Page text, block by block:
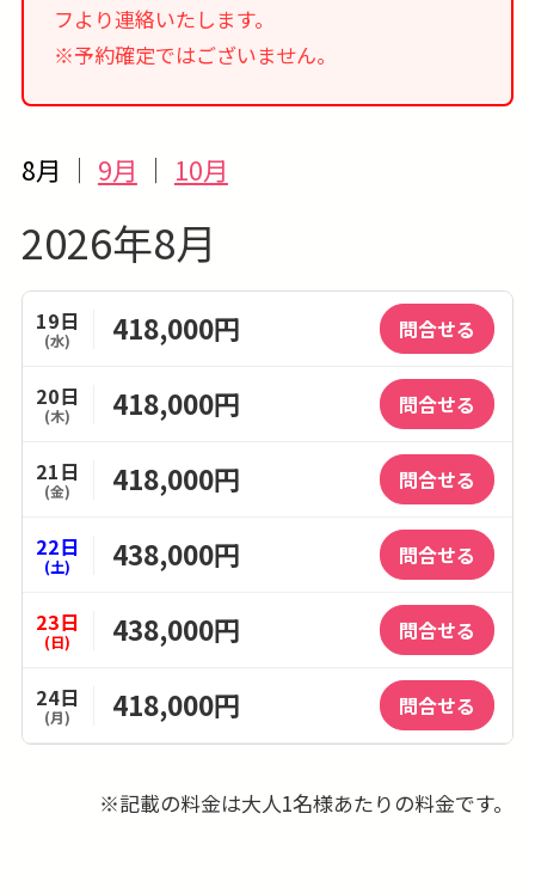
フより連絡いたします。
※予約確定ではございません。
8月 ｜ 9月 ｜ 10月
2026年8月
19日
(水) 418,000円 問合せる
20日
(木) 418,000円 問合せる
21日
(金) 418,000円 問合せる
22日
(土) 438,000円 問合せる
23日
(日) 438,000円 問合せる
24日
(月) 418,000円 問合せる
※記載の料金は大人1名様あたりの料金です。